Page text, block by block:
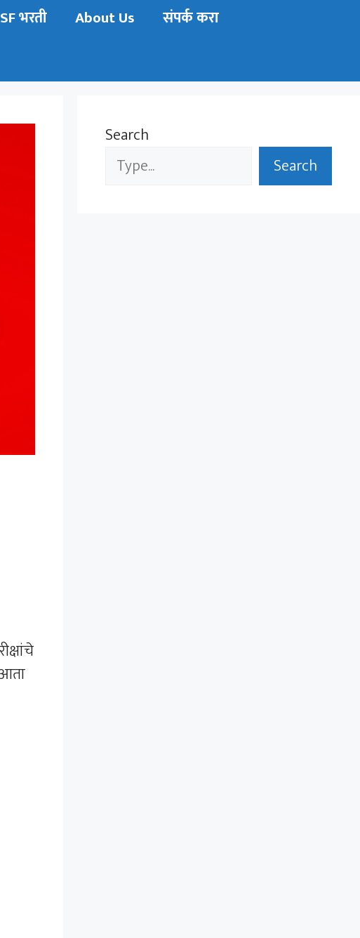
भरती About Us संपर्क करा
Search
Search